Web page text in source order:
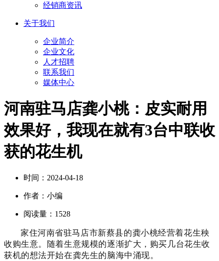
经销商资讯
关于我们
企业简介
企业文化
人才招聘
联系我们
媒体中心
河南驻马店龚小桃：皮实耐用
效果好，我现在就有3台中联收
获的花生机
时间： 2024-04-18
作者： 小编
阅读量： 1528
家住河南省驻马店市新蔡县的龚小桃经营着花生秧
收购生意。随着生意规模的逐渐扩大，购买几台花生收
获机的想法开始在龚先生的脑海中涌现。